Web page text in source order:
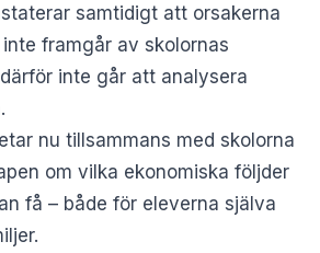
samtidigt att orsakerna
framgår av skolornas
inte går att analysera
nu tillsammans med skolorna
om vilka ekonomiska följder
få – både för eleverna själva